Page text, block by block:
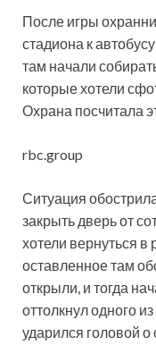
После игры
стадиона к
там начали
которые хотели
Охрана посчитала
rbc.group
Ситуация
закрыть дверь от
хотели вернуться в
оставленное там
открыли, и тогда
оттолкнул одного
ударился головой